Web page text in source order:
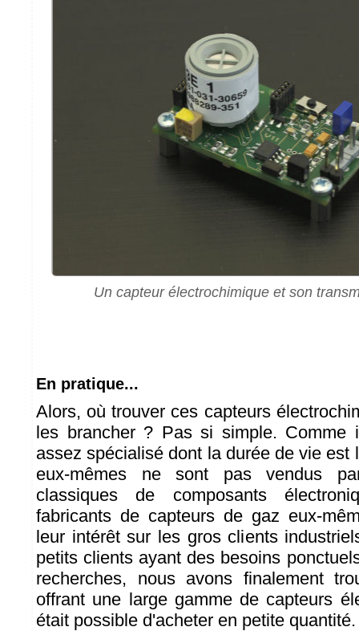
Un capteur électrochimique et son
En pratique...
Alors, où trouver ces capteurs
les brancher ? Pas si simple. Comme
assez spécialisé dont la durée de vie est
eux-mêmes ne sont pas vendus
classiques de composants
fabricants de capteurs de gaz eux-
leur intérêt sur les gros clients
petits clients ayant des besoins
recherches, nous avons finalement
offrant une large gamme de capteurs
était possible d'acheter en petite quantité.